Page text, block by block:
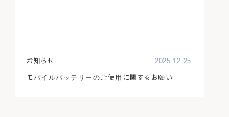
お知らせ 2025.12.25
モバイルバッテリーのご使用に関するお願い